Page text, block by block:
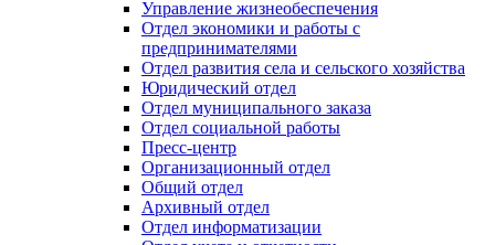
Управление жизнеобеспечения
Отдел экономики и работы с
предпринимателями
Отдел развития села и сельского хозяйства
Юридический отдел
Отдел муниципального заказа
Отдел социальной работы
Пресс-центр
Организационный отдел
Общий отдел
Архивный отдел
Отдел информатизации